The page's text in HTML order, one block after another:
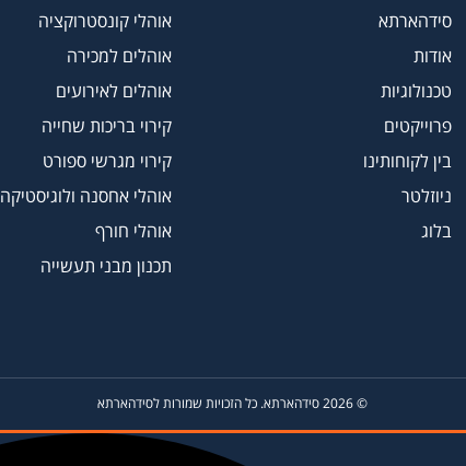
אוהלי קונסטרוקציה
אוהלים למכירה
אוהלים לאירועים
קירוי בריכות שחייה
קירוי מגרשי ספורט
אוהלי אחסנה ולוגיסטיקה
אוהלי חורף
תכנון מבני תעשייה
סידהארתא
אודות
טכנולוגיות
פרוייקטים
בין לקוחותינו
ניוזלטר
בלוג
© 2026 סידהארתא. כל הזכויות שמורות לסידהארתא